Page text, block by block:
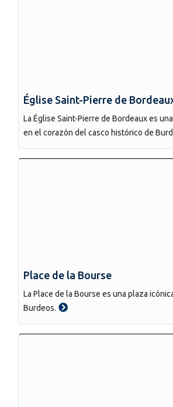
Église Saint-Pierre de
La Église Saint-Pierre de Bordeaux es
en el corazón del casco histórico de
Place de la Bourse
La Place de la Bourse es una plaza
Burdeos.